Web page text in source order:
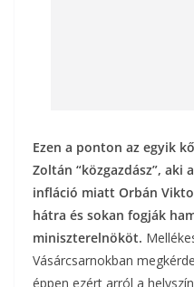
Ezen a ponton az egyik
Zoltán “közgazdász”, aki
infláció miatt Orbán
hátra és sokan fogják
miniszterelnököt.
Vásárcsarnokban
éppen ezért arról a